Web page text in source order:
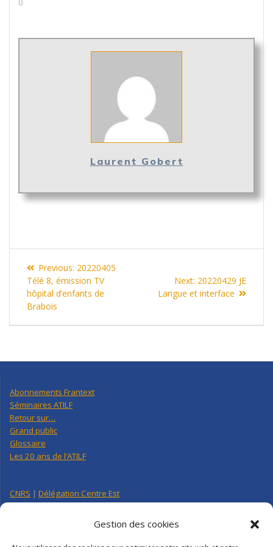
Gestion des cookies
0
Laurent Gobert
Navigation
de
l’article
Previous: Previous
post:
20220405
Télé 8, émission TV
hôpital d’enfants de
Brabois
Next: Next
post:
20220429 JE
Langue et interface
Abonnements Frantext
Séminaires ATILF
Retour sur…
Grand public
Glossaire
Les 20 ans de l’ATILF
CNRS | Délégation Centre Est
Université de Lorraine
CNRS Hebdo Centre-Est